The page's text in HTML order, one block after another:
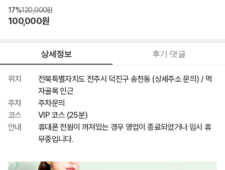
17%120,000원
100,000원
상세정보 후기·댓글
위치
전북특별자치도 전주시 덕진구 송천동 (상세주소 문의) / 먹
자골목 인근
주차
주차문의
코스
VIP 코스 (25분)
안내
휴대폰 전원이 꺼져있는 경우 영업이 종료되었거나 임시 휴
무중입니다.